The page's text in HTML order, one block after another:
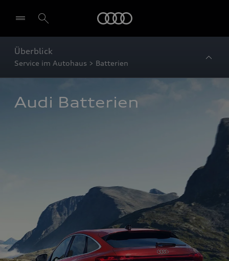
Überblick
Service im Autohaus > Batterien
Audi Batterien